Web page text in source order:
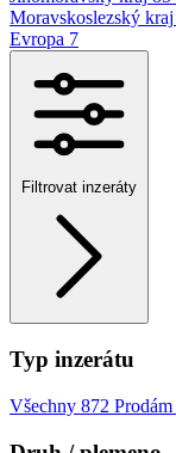
Moravskoslezský kraj
Evropa 7
Filtrovat inzeráty
Typ inzerátu
Všechny 872 Prodám